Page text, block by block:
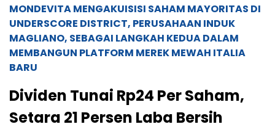
MONDEVITA MENGAKUISISI SAHAM MAYORITAS DI
UNDERSCORE DISTRICT, PERUSAHAAN INDUK
MAGLIANO, SEBAGAI LANGKAH KEDUA DALAM
MEMBANGUN PLATFORM MEREK MEWAH ITALIA
BARU
Dividen Tunai Rp24 Per Saham,
Setara 21 Persen Laba Bersih